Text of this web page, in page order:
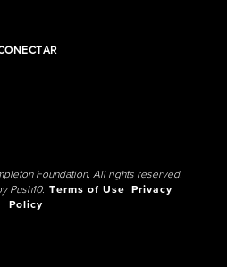
Foundation. All rights reserved.
Push10. Terms of Use
Privacy
Policy